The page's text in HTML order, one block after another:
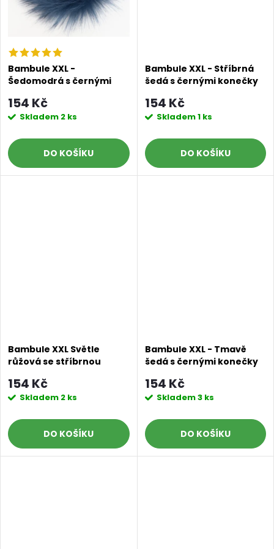
Bambule XXL -
Šedomodrá s černými
154 Kč
Skladem 2 ks
DO KOŠÍKU
Bambule XXL - Stříbrná
šedá s černými konečky
154 Kč
Skladem1 ks
DO KOŠÍKU
Bambule XXL Světle
růžová se stříbrnou
154 Kč
Skladem 2 ks
DO KOŠÍKU
Bambule XXL - Tmavě
šedá s černými konečky
154 Kč
Skladem3 ks
DO KOŠÍKU